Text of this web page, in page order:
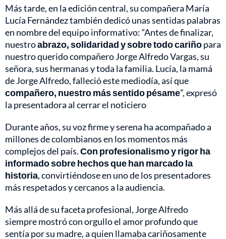
Más tarde, en la edición central, su compañera María
Lucía Fernández también dedicó unas sentidas palabras
en nombre del equipo informativo: “Antes de finalizar,
nuestroabrazo, solidaridad y sobre todo cariñopara
nuestro querido compañero Jorge Alfredo Vargas, su
señora, sus hermanas y toda la familia. Lucía, la mamá
de Jorge Alfredo, falleció este mediodía, así que
compañero, nuestro más sentido pésame”, expresó
la presentadora al cerrar el noticiero
Durante años, su voz firme y serena ha acompañado a
millones de colombianos en los momentos más
complejos del país.Con profesionalismo y rigor ha
informado sobre hechos que han marcado la
historia, convirtiéndose en uno de los presentadores
más respetados y cercanos a la audiencia.
Más allá de su faceta profesional, Jorge Alfredo
siempre mostró con orgullo el amor profundo que
sentía por su madre, a quien llamaba cariñosamente